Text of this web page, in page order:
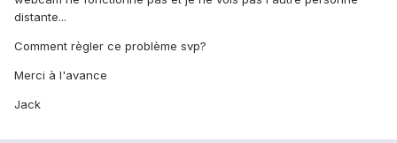
distante...
Comment règler ce problème svp?
Merci à l'avance
Jack